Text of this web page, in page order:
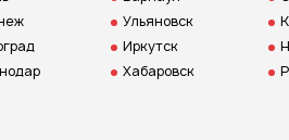
Ульяновск
Иркутск
Хабаровск